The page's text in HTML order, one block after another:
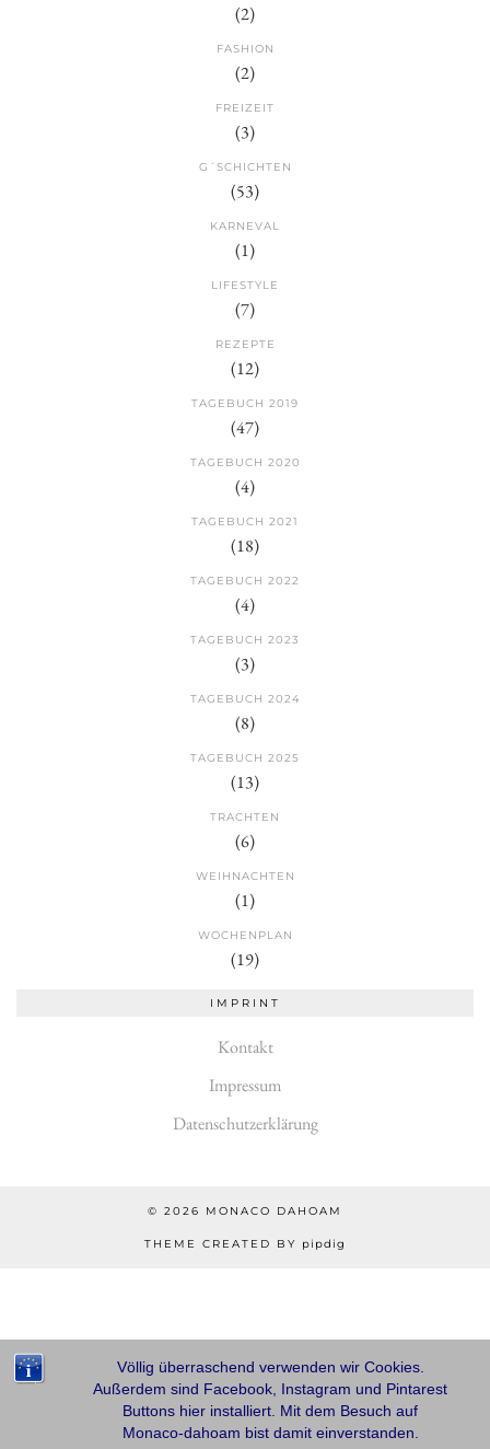
Völlig überraschend verwenden wir Cookies.
Außerdem sind Facebook, Instagram und Pintarest
Buttons hier installiert. Mit dem Besuch auf
Monaco-dahoam bist damit einverstanden.
(2)
FASHION
(2)
FREIZEIT
(3)
G´SCHICHTEN
(53)
KARNEVAL
(1)
LIFESTYLE
(7)
REZEPTE
(12)
TAGEBUCH 2019
(47)
TAGEBUCH 2020
(4)
TAGEBUCH 2021
(18)
TAGEBUCH 2022
(4)
TAGEBUCH 2023
(3)
TAGEBUCH 2024
(8)
TAGEBUCH 2025
(13)
TRACHTEN
(6)
WEIHNACHTEN
(1)
WOCHENPLAN
(19)
IMPRINT
Kontakt
Impressum
Datenschutzerklärung
© 2026 MONACO DAHOAM
THEME CREATED BY pipdig